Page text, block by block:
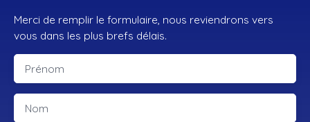
Merci de remplir le formulaire, nous reviendrons vers
vous dans les plus brefs délais.
Prénom
Nom